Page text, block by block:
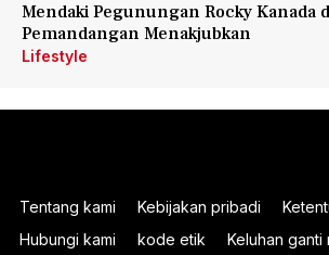
Mendaki Pegunungan Rocky Kanada
Pemandangan Menakjubkan
Lifestyle
Tentang kami Kebijakan pribadi
Hubungi kami
kode etik Keluhan ganti